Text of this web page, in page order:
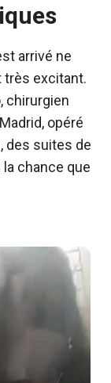
arrivé ne
très excitant.
chirurgien
opéré
des suites de
la chance que